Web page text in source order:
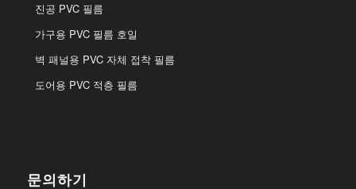
진공 PVC 필름
가구용 PVC 필름 호일
벽 패널용 PVC 자체 접착 필름
도어용 PVC 적층 필름
문의하기